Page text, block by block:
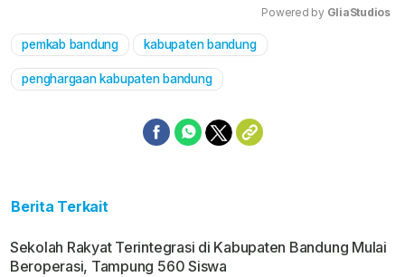
Powered by GliaStudios
pemkab bandung kabupaten bandung
penghargaan kabupaten bandung
Berita Terkait
Sekolah Rakyat Terintegrasi di Kabupaten Bandung Mulai
Beroperasi, Tampung 560 Siswa